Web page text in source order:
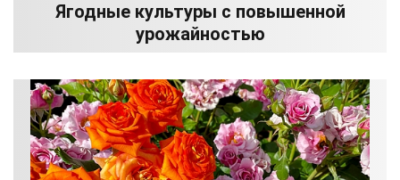
Ягодные культуры с повышенной
урожайностью